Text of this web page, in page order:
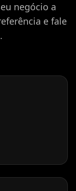
negócio a
e fale